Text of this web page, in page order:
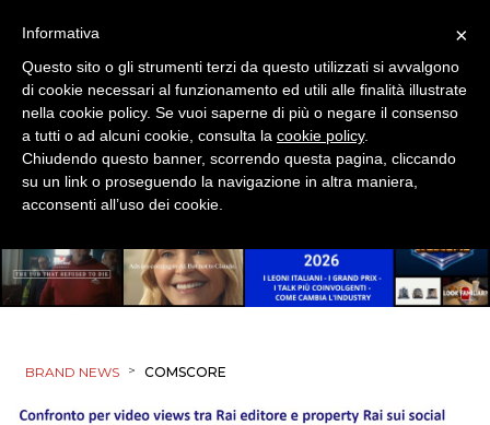
BRAND NEWS > COMSCORE
×
Informativa
Questo sito o gli strumenti terzi da questo utilizzati si avvalgono
di cookie necessari al funzionamento ed utili alle finalità illustrate
nella cookie policy. Se vuoi saperne di più o negare il consenso
a tutti o ad alcuni cookie, consulta la cookie policy.
Chiudendo questo banner, scorrendo questa pagina, cliccando
su un link o proseguendo la navigazione in altra maniera,
acconsenti all’uso dei cookie.